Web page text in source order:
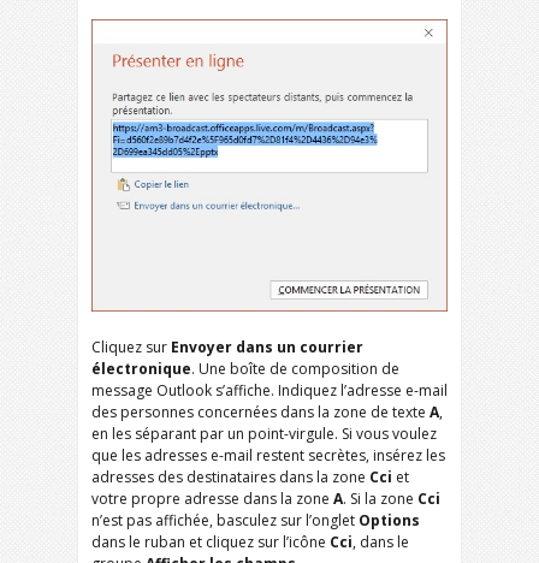
Cliquez sur Envoyer dans un courrier
électronique. Une boîte de composition de
message Outlook s’affiche. Indiquez l’adresse e-mail
des personnes concernées dans la zone de texte A,
en les séparant par un point-virgule. Si vous voulez
que les adresses e-mail restent secrètes, insérez les
adresses des destinataires dans la zone Cci et
votre propre adresse dans la zone A. Si la zone Cci
n’est pas affichée, basculez sur l’onglet Options
dans le ruban et cliquez sur l’icône Cci, dans le